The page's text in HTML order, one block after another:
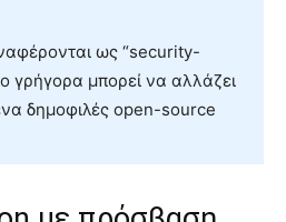
ως “security-
γρήγορα μπορεί να αλλάζει
δημοφιλές open-source